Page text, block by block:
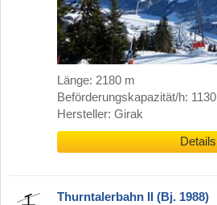
Länge: 2180 m
Beförderungskapazität/h: 1130
Hersteller: Girak
Details
Thurntalerbahn II (Bj. 1988)